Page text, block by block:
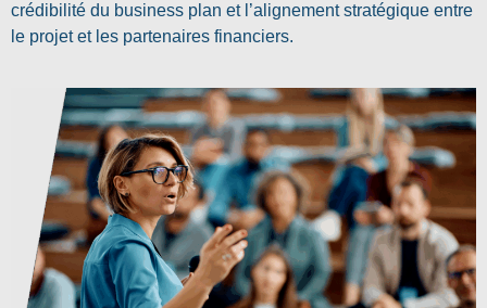
crédibilité du business plan et l’alignement stratégique entre
le projet et les partenaires financiers.